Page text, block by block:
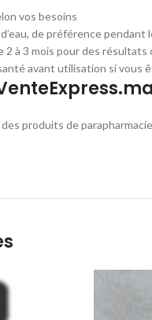
vos besoins
de préférence pendant
2 à 3 mois pour des résultats
avant utilisation si vous
produits de